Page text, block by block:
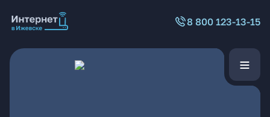
8 800 123-13-15